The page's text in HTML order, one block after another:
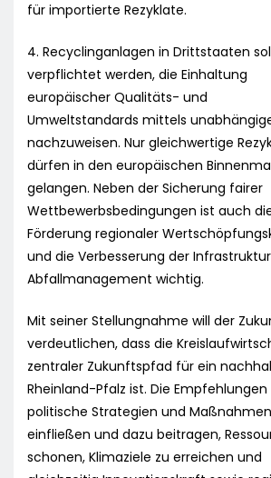
für importierte Rezyklate.
4. Recyclinganlagen in Drittstaaten
verpflichtet werden, die Einhaltung
europäischer Qualitäts- und
Umweltstandards mittels
nachzuweisen. Nur gleichwertige
dürfen in den europäischen
gelangen. Neben der Sicherung fairer
Wettbewerbsbedingungen ist auch
Förderung regionaler
und die Verbesserung der
Abfallmanagement wichtig.
Mit seiner Stellungnahme will der
verdeutlichen, dass die
zentraler Zukunftspfad für ein
Rheinland-Pfalz ist. Die Empfehlungen
politische Strategien und Maßnahmen
einfließen und dazu beitragen,
schonen, Klimaziele zu erreichen und